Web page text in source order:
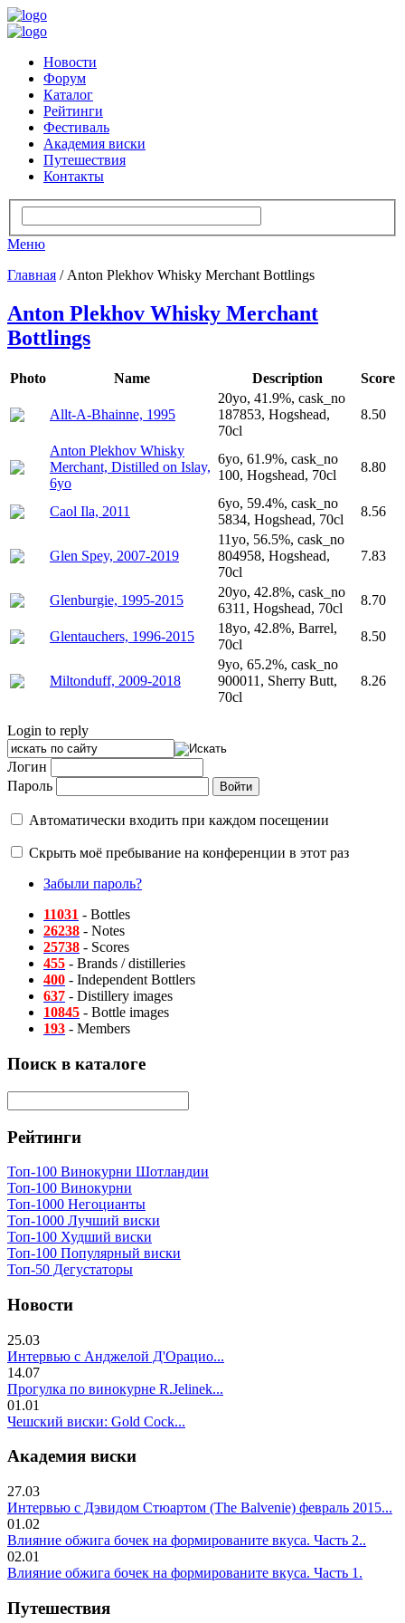
Новости
Форум
Каталог
Рейтинги
Фестиваль
Академия виски
Путешествия
Контакты
Меню
Главная / Anton Plekhov Whisky Merchant Bottlings
Anton Plekhov Whisky Merchant
Bottlings
Photo Name Description Score
Allt-A-Bhainne, 1995
20yo, 41.9%, cask_no
187853, Hogshead,
70cl
8.50
Anton Plekhov Whisky
Merchant, Distilled on Islay,
6yo
6yo, 61.9%, cask_no
100, Hogshead, 70cl
8.80
Caol Ila, 2011
6yo, 59.4%, cask_no
5834, Hogshead, 70cl
8.56
Glen Spey, 2007-2019
11yo, 56.5%, cask_no
804958, Hogshead,
70cl
7.83
Glenburgie, 1995-2015
20yo, 42.8%, cask_no
6311, Hogshead, 70cl
8.70
Glentauchers, 1996-2015
18yo, 42.8%, Barrel,
70cl
8.50
Miltonduff, 2009-2018
9yo, 65.2%, cask_no
900011, Sherry Butt,
70cl
8.26
Login to reply
Логин
Пароль
Автоматически входить при каждом посещении
Скрыть моё пребывание на конференции в этот раз
Забыли пароль?
11031 - Bottles
26238 - Notes
25738 - Scores
455 - Brands / distilleries
400 - Independent Bottlers
637 - Distillery images
10845 - Bottle images
193 - Members
Поиск в каталоге
Рейтинги
Топ-100 Винокурни Шотландии
Топ-100 Винокурни
Топ-1000 Негоцианты
Топ-1000 Лучший виски
Топ-100 Худший виски
Топ-100 Популярный виски
Топ-50 Дегустаторы
Новости
25.03
Интервью с Анджелой Д'Орацио...
14.07
Прогулка по винокурне R.Jelinek...
01.01
Чешский виски: Gold Cock...
Академия виски
27.03
Интервью с Дэвидом Стюартом (The Balvenie) февраль 2015...
01.02
Влияние обжига бочек на формированите вкуса. Часть 2..
02.01
Влияние обжига бочек на формированите вкуса. Часть 1.
Путешествия